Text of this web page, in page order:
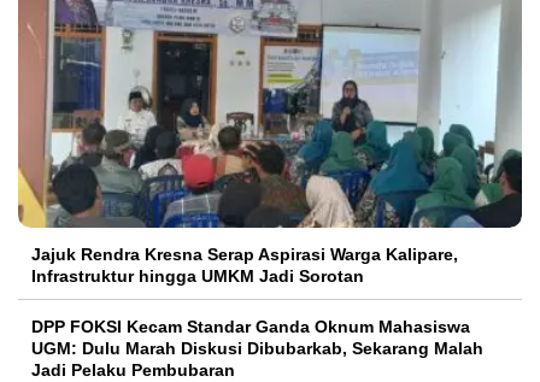
Jajuk Rendra Kresna Serap Aspirasi Warga Kalipare,
Infrastruktur hingga UMKM Jadi Sorotan
DPP FOKSI Kecam Standar Ganda Oknum Mahasiswa
UGM: Dulu Marah Diskusi Dibubarkab, Sekarang Malah
Jadi Pelaku Pembubaran